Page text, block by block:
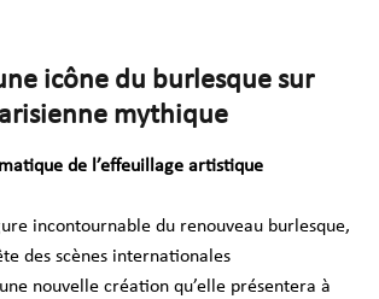
icône du burlesque sur
mythique
de l’effeuillage artistique
incontournable du renouveau burlesque,
des scènes internationales
nouvelle création qu’elle présentera à